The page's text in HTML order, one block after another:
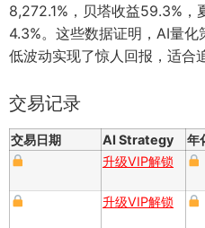
8,272.1%，贝塔收益59.3%，
4.3%。这些数据证明，AI量
低波动实现了惊人回报，适合
交易记录
交易日期 AI Strategy 年
升级VIP解锁
升级VIP解锁